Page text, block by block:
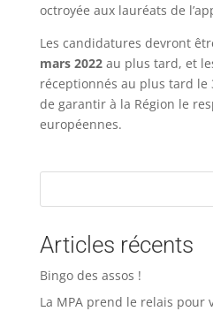
octroyée aux lauréats de
Les candidatures devront
mars 2022au plus tard, et
réceptionnés au plus tard le
de garantir à la Région le
européennes.
Articles récents
Bingo des assos !
La MPA prend le relais pour